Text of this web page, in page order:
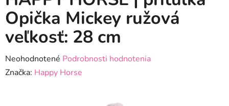
Opička Mickey ružová
veľkosť: 28 cm
Priemerné
hodnotenie
Neohodnotené Podrobnosti hodnotenia
Značka: Happy Horse